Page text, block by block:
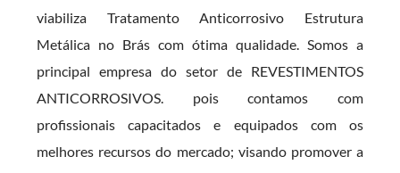
viabiliza Tratamento Anticorrosivo Estrutura
Metálica no Brás com ótima qualidade. Somos a
principal empresa do setor de REVESTIMENTOS
ANTICORROSIVOS. pois contamos com
profissionais capacitados e equipados com os
melhores recursos do mercado; visando promover a